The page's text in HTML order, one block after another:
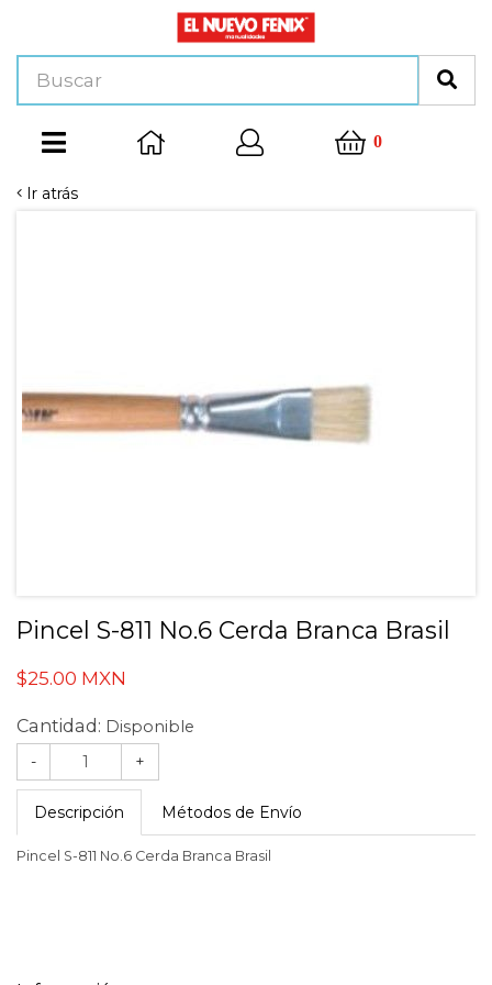
0
Ir atrás
Pincel S-811 No.6 Cerda Branca Brasil
$25.00 MXN
Cantidad: Disponible
-
+
Descripción Métodos de Envío
Pincel S-811 No.6 Cerda Branca Brasil